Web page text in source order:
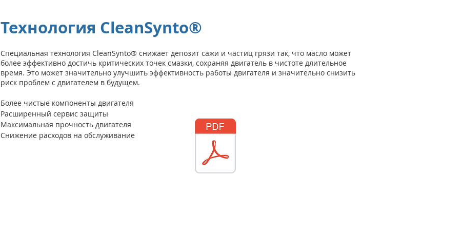
Технология CleanSynto®
Специальная технология CleanSynto® снижает депозит сажи и частиц грязи так, что масло может
более эффективно достичь критических точек смазки, сохраняя двигатель в чистоте длительное
время. Это может значительно улучшить эффективность работы двигателя и значительно снизить
риск проблем с двигателем в будущем.
Более чистые компоненты двигателя
Расширенный сервис защиты
Максимальная прочность двигателя
Снижение расходов на обслуживание